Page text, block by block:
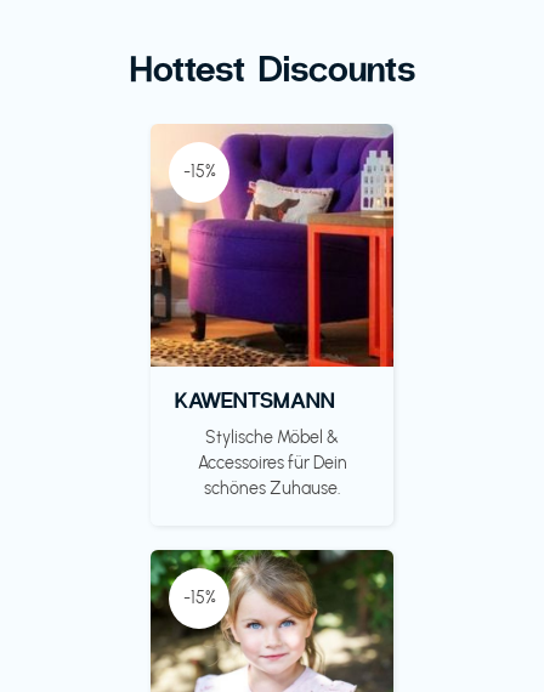
Hottest Discounts
-15%
KAWENTSMANN
Stylische Möbel &
Accessoires für Dein
schönes Zuhause.
-15%